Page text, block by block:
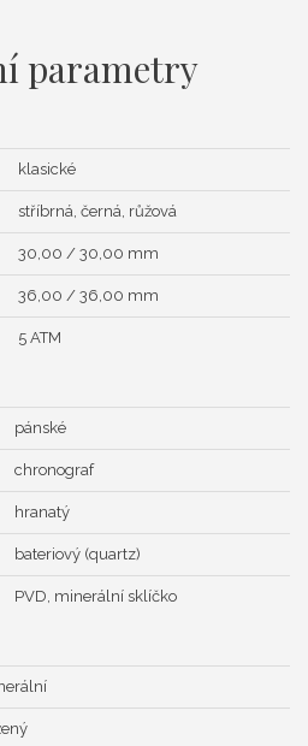
parametry
klasické
stříbrná, černá, růžová
30,00 / 30,00 mm
36,00 / 36,00 mm
5 ATM
pánské
chronograf
hranatý
bateriový (quartz)
PVD, minerální sklíčko